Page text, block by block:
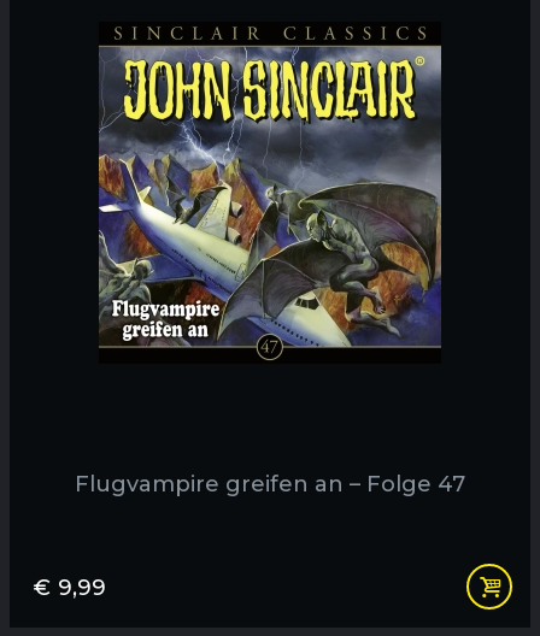
Flugvampire greifen an – Folge 47
€ 9,99